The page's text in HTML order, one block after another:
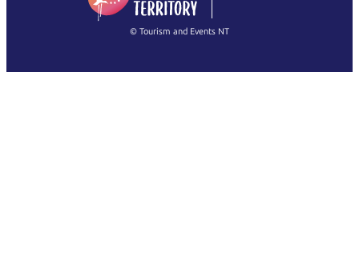
Français
繁體中文
© Tourism and Events NT